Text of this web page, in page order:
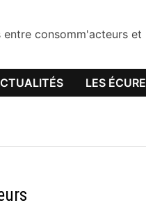
consomm'acteurs
LES